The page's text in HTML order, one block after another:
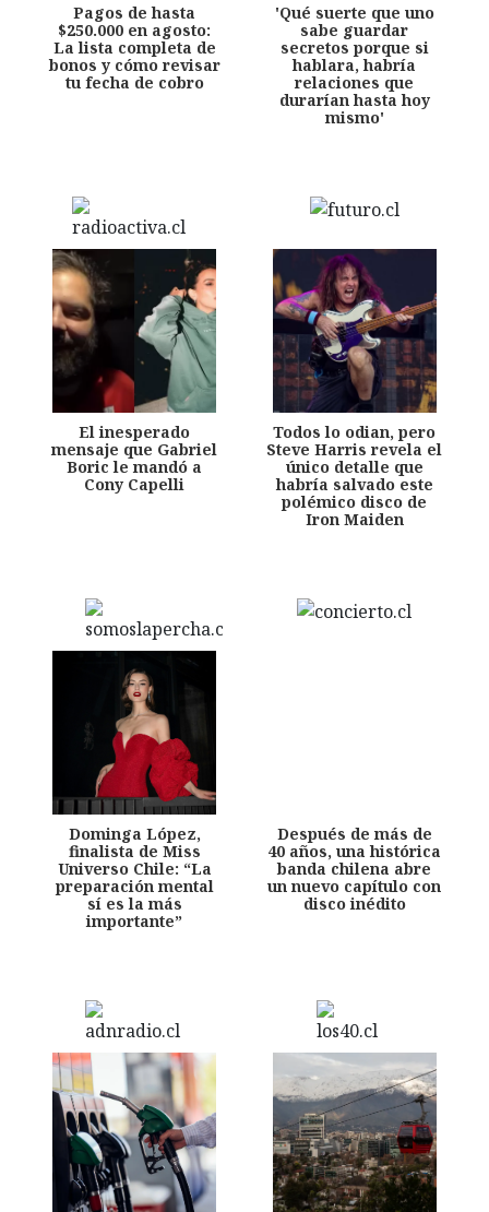
Pagos de hasta
$250.000 en agosto:
La lista completa de
bonos y cómo revisar
tu fecha de cobro
'Qué suerte que uno
sabe guardar
secretos porque si
hablara, habría
relaciones que
durarían hasta hoy
mismo'
El inesperado
mensaje que Gabriel
Boric le mandó a
Cony Capelli
Todos lo odian, pero
Steve Harris revela el
único detalle que
habría salvado este
polémico disco de
Iron Maiden
Dominga López,
finalista de Miss
Universo Chile: “La
preparación mental
sí es la más
importante”
Después de más de
40 años, una histórica
banda chilena abre
un nuevo capítulo con
disco inédito